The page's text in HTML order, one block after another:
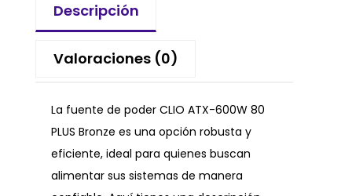
Descripción
Valoraciones (0)
La fuente de poder CLIO ATX-600W 80
PLUS Bronze es una opción robusta y
eficiente, ideal para quienes buscan
alimentar sus sistemas de manera